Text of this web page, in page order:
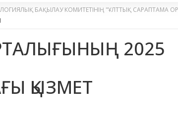
БАҚЫЛАУ КОМИТЕТІНІҢ "ҰЛТТЫҚ САРАПТАМА
2025
ҚЫЗМЕТ